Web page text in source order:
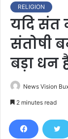
RELIGION
यदि संत
संतोषी
बड़ा धन
News Vision
2 minutes read